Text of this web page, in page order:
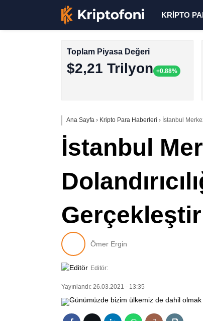
KRİPTO
Toplam Piyasa Değeri
$2,21 Trilyon +0.88%
Ana Sayfa › Kripto Para Haberleri › İstanbul
İstanbul
Ömer Ergin
Editör:
Yayınlandı: 26.03.2021 - 13:35